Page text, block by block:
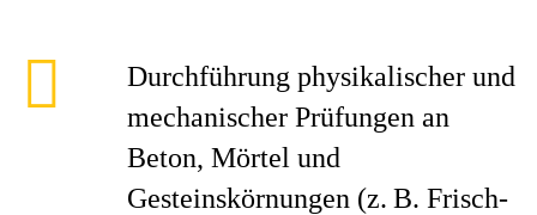
Durchführung physikalischer und
mechanischer Prüfungen an
Beton, Mörtel und
Gesteinskörnungen (z. B. Frisch-